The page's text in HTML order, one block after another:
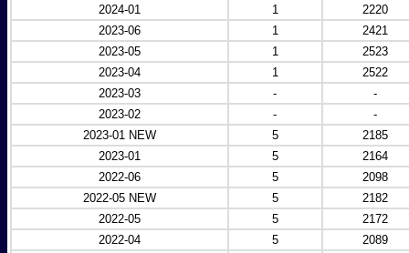
2024-01
1
2220
2023-06
1
2421
2023-05
1
2523
2023-04
1
2522
2023-03
-
-
2023-02
-
-
2023-01 NEW
5
2185
2023-01
5
2164
2022-06
5
2098
2022-05 NEW
5
2182
2022-05
5
2172
2022-04
5
2089